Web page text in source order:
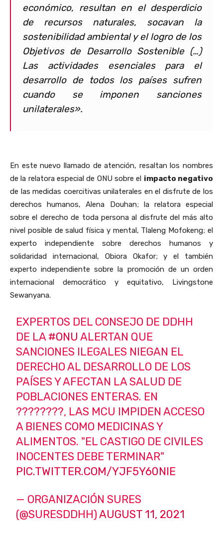
económico, resultan en el desperdicio
de recursos naturales, socavan la
sostenibilidad ambiental y el logro de los
Objetivos de Desarrollo Sostenible (…)
Las actividades esenciales para el
desarrollo de todos los países sufren
cuando se imponen sanciones
unilaterales».
En este nuevo llamado de atención, resaltan los nombres
de la relatora especial de ONU sobre el impacto negativo
de las medidas coercitivas unilaterales en el disfrute de los
derechos humanos, Alena Douhan; la relatora especial
sobre el derecho de toda persona al disfrute del más alto
nivel posible de salud física y mental, Tlaleng Mofokeng; el
experto independiente sobre derechos humanos y
solidaridad internacional, Obiora Okafor; y el también
experto independiente sobre la promoción de un orden
internacional democrático y equitativo, Livingstone
Sewanyana.
EXPERTOS DEL CONSEJO DE DDHH
DE LA#ONU ALERTAN QUE
SANCIONES ILEGALES NIEGAN EL
DERECHO AL DESARROLLO DE LOS
PAÍSES Y AFECTAN LA SALUD DE
POBLACIONES ENTERAS. EN
????????, LAS MCU IMPIDEN ACCESO
A BIENES COMO MEDICINAS Y
ALIMENTOS. "EL CASTIGO DE CIVILES
INOCENTES DEBE TERMINAR"
PIC.TWITTER.COM/YJF5Y60NIE
— ORGANIZACIÓN SURES
(@SURESDDHH)AUGUST 11, 2021